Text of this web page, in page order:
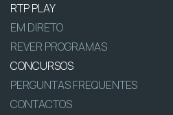
RTP PLAY
EM DIRETO
REVER PROGRAMAS
CONCURSOS
PERGUNTAS FREQUENTES
CONTACTOS